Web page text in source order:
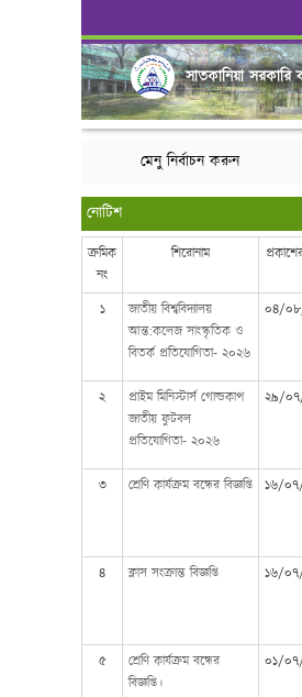
সাতকানিয়া সরকারি
মেনু নির্বাচন করুন
নোটিশ
ক্রমিক
নং
শিরোনাম
১
জাতীয় বিশ্ববিদ্যালয়
আন্ত:কলেজ সাংস্কৃতিক ও
বিতর্ক প্রতিযোগিতা- ২০২৬
০৪/
২
প্রাইম মিনিস্টার্স গোল্ডকাপ
জাতীয় ফুটবল
প্রতিযোগিতা- ২০২৬
২৯/
৩ শ্রেণি কার্যক্রম বন্ধের বিজ্ঞপ্তি ১৬/
৪ ক্লাস সংক্রান্ত বিজ্ঞপ্তি ১৬/
৫
শ্রেণি কার্যক্রম বন্ধের
বিজ্ঞপ্তি।
০১/